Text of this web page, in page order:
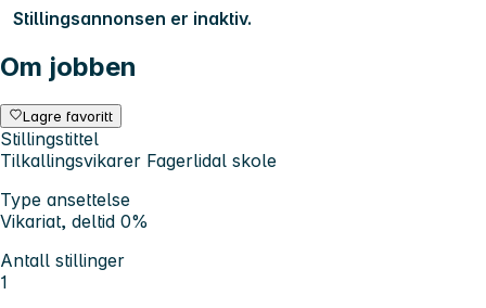
Stillingsannonsen er inaktiv.
Om jobben
Lagre favoritt
Stillingstittel
Tilkallingsvikarer Fagerlidal skole
Type ansettelse
Vikariat, deltid 0%
Antall stillinger
1